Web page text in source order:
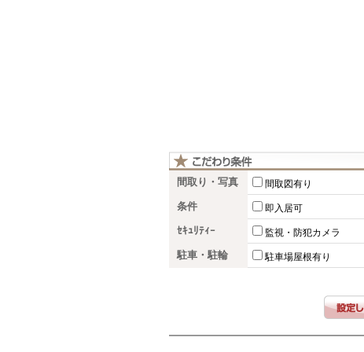
間取り・写真 間取図有り
条件 即入居可
ｾｷｭﾘﾃｨｰ 監視・防犯カメラ
駐車・駐輪 駐車場屋根有り